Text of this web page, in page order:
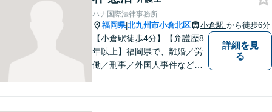
ハナ国際法律事務所
福岡県|北九州市小倉北区 小倉駅 から徒歩6分
【小倉駅徒歩4分】【弁護歴8
年以上】福岡県で、離婚／労
働／刑事／外国人事件などに
詳細を見
る